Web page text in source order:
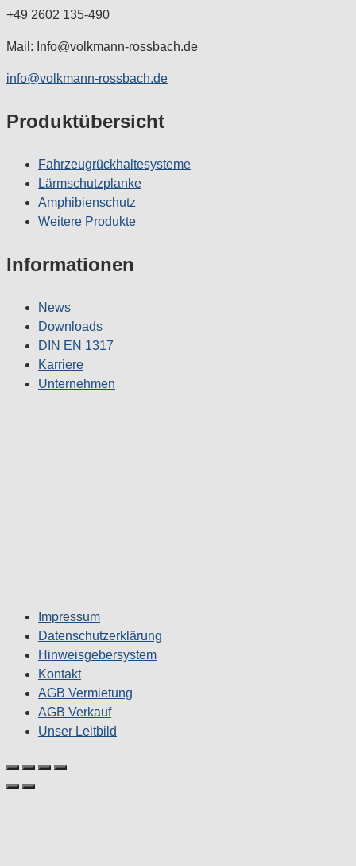
+49 2602 135-490
Mail: Info@volkmann-rossbach.de
info@volkmann-rossbach.de
Produktübersicht
Fahrzeugrückhaltesysteme
Lärmschutzplanke
Amphibienschutz
Weitere Produkte
Informationen
News
Downloads
DIN EN 1317
Karriere
Unternehmen
Impressum
Datenschutzerklärung
Hinweisgebersystem
Kontakt
AGB Vermietung
AGB Verkauf
Unser Leitbild